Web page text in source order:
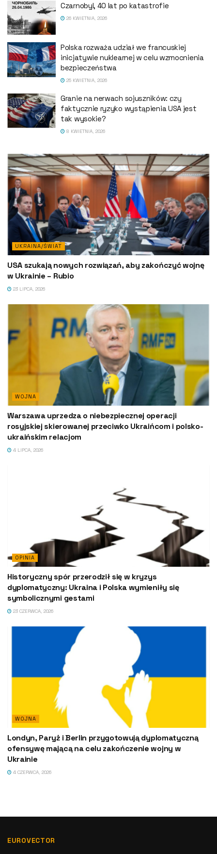
Czarnobyl, 40 lat po katastrofie
26 KWIETNIA, 2026
Polska rozważa udział we francuskiej
inicjatywie nuklearnej w celu wzmocnienia
bezpieczeństwa
25 KWIETNIA, 2026
Granie na nerwach sojuszników: czy
faktycznie ryzyko wystąpienia USA jest
tak wysokie?
8 KWIETNIA, 2026
UKRAINA/ŚWIAT
USA szukają nowych rozwiązań, aby zakończyć wojnę
w Ukrainie – Rubio
23 LIPCA, 2026
WOJNA
Warszawa uprzedza o niebezpiecznej operacji
rosyjskiej skierowanej przeciwko Ukraińcom i polsko-
ukraińskim relacjom
4 LIPCA, 2026
OPINIA
Historyczny spór przerodził się w kryzys
dyplomatyczny: Ukraina i Polska wymieniły się
symbolicznymi gestami
23 CZERWCA, 2026
WOJNA
Londyn, Paryż i Berlin przygotowują dyplomatyczną
ofensywę mającą na celu zakończenie wojny w
Ukrainie
4 CZERWCA, 2026
EUROVECTOR